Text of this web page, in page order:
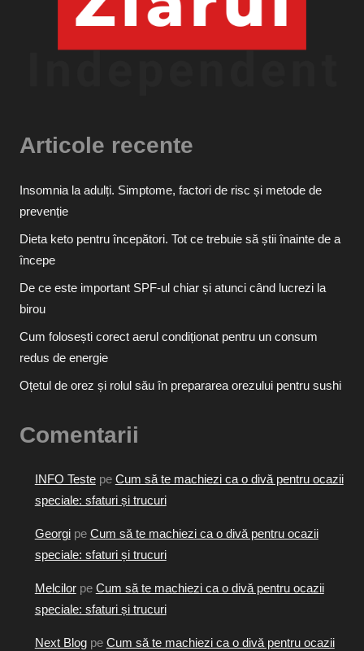
Articole recente
Insomnia la adulți. Simptome, factori de risc și metode de
prevenție
Dieta keto pentru începători. Tot ce trebuie să știi înainte de a
începe
De ce este important SPF-ul chiar și atunci când lucrezi la
birou
Cum folosești corect aerul condiționat pentru un consum
redus de energie
Oțetul de orez și rolul său în prepararea orezului pentru sushi
Comentarii
INFO Testepe Cum să te machiezi ca o divă pentru ocazii
speciale: sfaturi și trucuri
Georgipe Cum să te machiezi ca o divă pentru ocazii
speciale: sfaturi și trucuri
Melcilorpe Cum să te machiezi ca o divă pentru ocazii
speciale: sfaturi și trucuri
Next Blogpe Cum să te machiezi ca o divă pentru ocazii